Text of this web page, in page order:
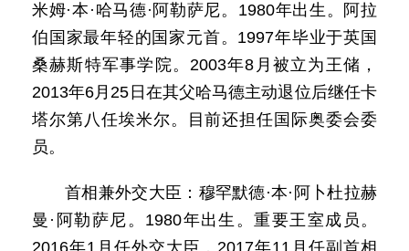
米姆·本·哈马德·阿勒萨尼。1980年出生。阿拉
伯国家最年轻的国家元首。1997年毕业于英国
桑赫斯特军事学院。2003年8月被立为王储，
2013年6月25日在其父哈马德主动退位后继任卡
塔尔第八任埃米尔。目前还担任国际奥委会委
员。
首相兼外交大臣：穆罕默德·本·阿卜杜拉赫
曼·阿勒萨尼。1980年出生。重要王室成员。
2016年1月任外交大臣，2017年11月任副首相